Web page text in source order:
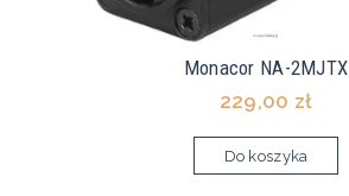
Monacor NA-2MJTX
229,00 zł
Do koszyka